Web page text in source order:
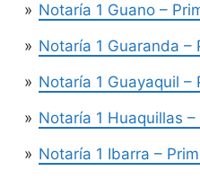
Notaría 1 Guano –
Notaría 1 Guaranda –
Notaría 1 Guayaquil –
Notaría 1 Huaquillas –
Notaría 1 Ibarra –